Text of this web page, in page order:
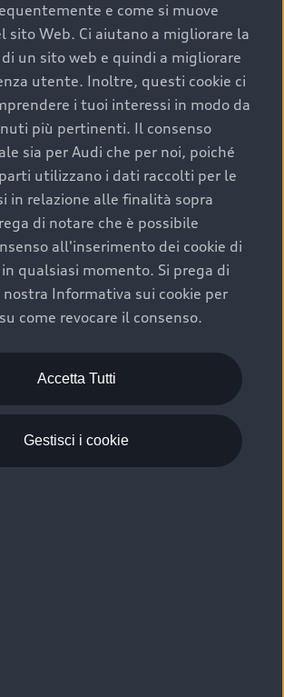
tagliandi: una documentazione
vettura certifica una manutenzione
carrozzeria e degli interni: una
evidenzia cura e attenzione del
motore, trasmissione e
in ottimo stato garantiscono
e sicure.
usata in una Concessionaria ufficiale
garantito tramite Audi Prima
affidarsi ad un prodotto che viene
controlli approfonditi e coperto da
per una maggiore tutela del tuo
e come si muove
sito Web. Ci aiutano a migliorare la
un sito web e quindi a migliorare
utente. Inoltre, questi cookie ci
i tuoi interessi in modo da
più pertinenti. Il consenso
sia per Audi che per noi, poiché
utilizzano i dati raccolti per le
in relazione alle finalità sopra
di notare che è possibile
all'inserimento dei cookie di
qualsiasi momento. Si prega di
Informativa sui cookie per
come revocare il consenso.
Accetta Tutti
Gestisci i cookie